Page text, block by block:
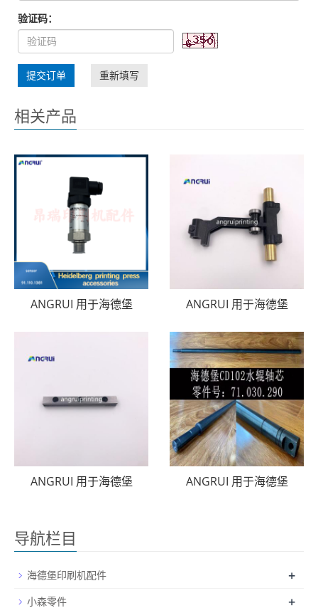
验证码：
提交订单 重新填写
相关产品
ANGRUI 用于海德堡 ANGRUI 用于海德堡
ANGRUI 用于海德堡 ANGRUI 用于海德堡
导航栏目
海德堡印刷机配件 +
小森零件 +